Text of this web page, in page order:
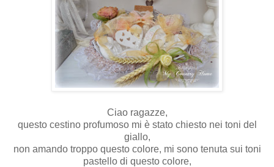
Ciao ragazze,
questo cestino profumoso mi è stato chiesto nei toni del
giallo,
non amando troppo questo colore, mi sono tenuta sui toni
pastello di questo colore,